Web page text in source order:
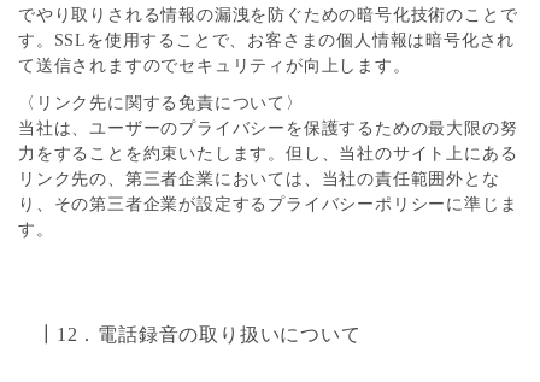
でやり取りされる情報の漏洩を防ぐための暗号化技術のことで
す。SSLを使用することで、お客さまの個人情報は暗号化され
て送信されますのでセキュリティが向上します。
〈リンク先に関する免責について〉
当社は、ユーザーのプライバシーを保護するための最大限の努
力をすることを約束いたします。但し、当社のサイト上にある
リンク先の、第三者企業においては、当社の責任範囲外とな
り、その第三者企業が設定するプライバシーポリシーに準じま
す。
┃12．電話録音の取り扱いについて